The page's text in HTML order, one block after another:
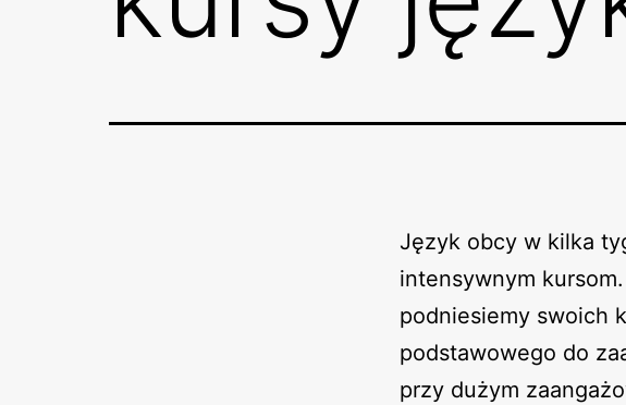
Język obcy w kilka
intensywnym
podniesiemy swoich
podstawowego do
przy dużym